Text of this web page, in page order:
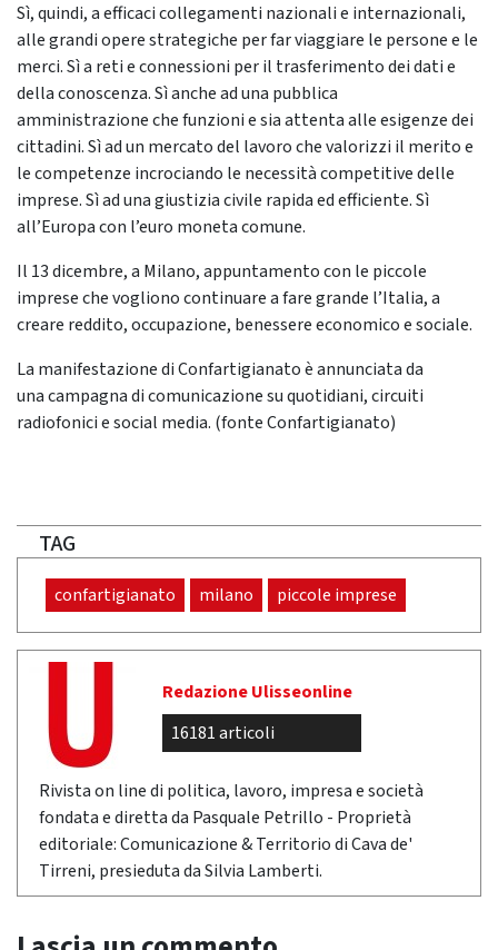
Sì, quindi, a efficaci collegamenti nazionali e internazionali,
alle grandi opere strategiche per far viaggiare le persone e le
merci. Sì a reti e connessioni per il trasferimento dei dati e
della conoscenza. Sì anche ad una pubblica
amministrazione che funzioni e sia attenta alle esigenze dei
cittadini. Sì ad un mercato del lavoro che valorizzi il merito e
le competenze incrociando le necessità competitive delle
imprese. Sì ad una giustizia civile rapida ed efficiente. Sì
all’Europa con l’euro moneta comune.
Il 13 dicembre, a Milano, appuntamento con le piccole
imprese che vogliono continuare a fare grande l’Italia, a
creare reddito, occupazione, benessere economico e sociale.
La manifestazione di Confartigianato è annunciata da
una campagna di comunicazione su quotidiani, circuiti
radiofonici e social media. (fonte Confartigianato)
TAG
confartigianato milano piccole imprese
Redazione Ulisseonline
16181 articoli
Rivista on line di politica, lavoro, impresa e società
fondata e diretta da Pasquale Petrillo - Proprietà
editoriale: Comunicazione & Territorio di Cava de'
Tirreni, presieduta da Silvia Lamberti.